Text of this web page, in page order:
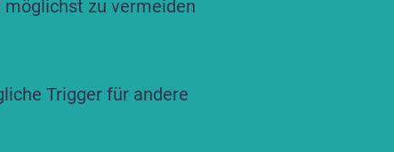
zu vermeiden
Trigger für andere